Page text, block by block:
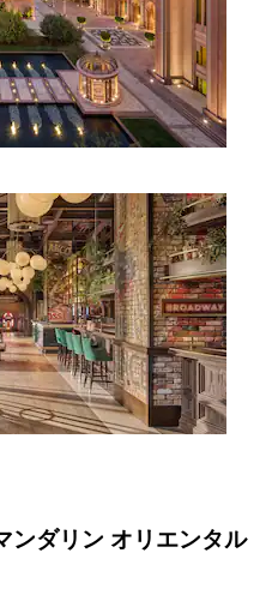
ンダリン オリエンタル